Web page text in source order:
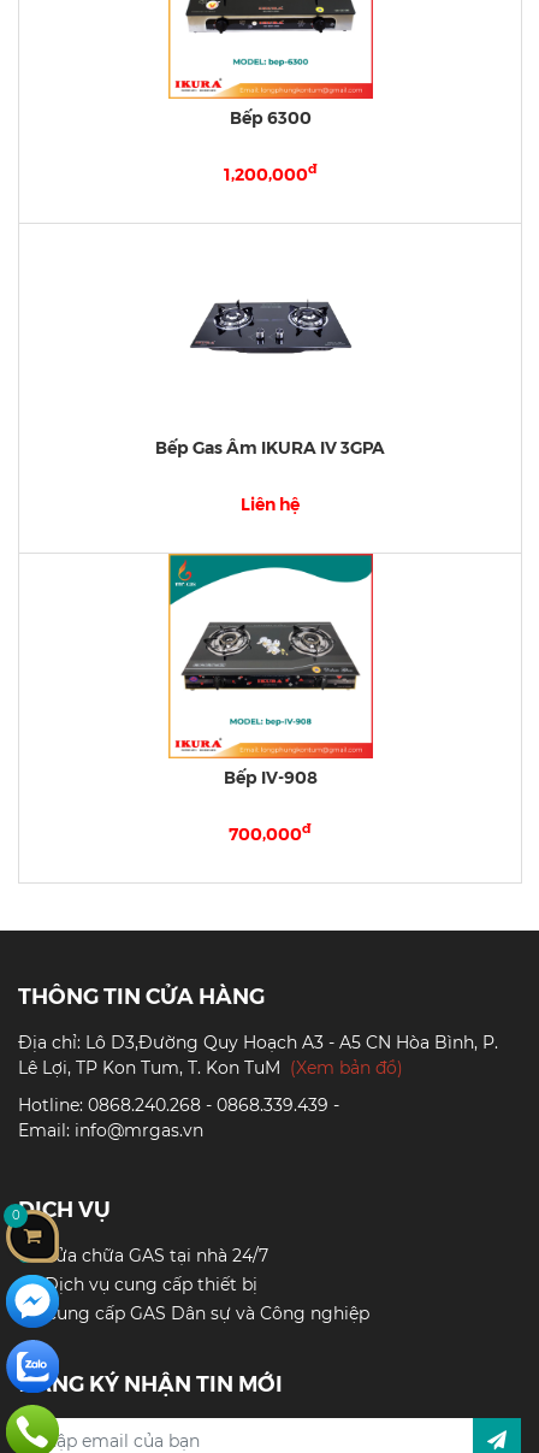
Bếp 6300
1,200,000đ
Bếp Gas Âm IKURA IV 3GPA
Liên hệ
Bếp IV-908
700,000đ
THÔNG TIN CỬA HÀNG
Địa chỉ: Lô D3,Đường Quy Hoạch A3 - A5 CN Hòa Bình, P.
Lê Lợi, TP Kon Tum, T. Kon TuM (Xem bản đồ)
Hotline: 0868.240.268 - 0868.339.439 -
Email: info@mrgas.vn
DỊCH VỤ
Sửa chữa GAS tại nhà 24/7
Dịch vụ cung cấp thiết bị
Cung cấp GAS Dân sự và Công nghiệp
ĐĂNG KÝ NHẬN TIN MỚI
0